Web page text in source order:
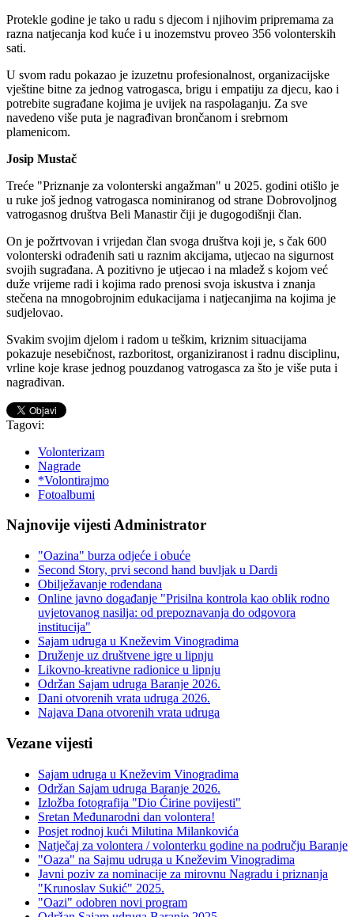
Protekle godine je tako u radu s djecom i njihovim pripremama za
razna natjecanja kod kuće i u inozemstvu proveo 356 volonterskih
sati.
U svom radu pokazao je izuzetnu profesionalnost, organizacijske
vještine bitne za jednog vatrogasca, brigu i empatiju za djecu, kao i
potrebite sugrađane kojima je uvijek na raspolaganju. Za sve
navedeno više puta je nagrađivan brončanom i srebrnom
plamenicom.
Josip Mustač
Treće "Priznanje za volonterski angažman" u 2025. godini otišlo je
u ruke još jednog vatrogasca nominiranog od strane Dobrovoljnog
vatrogasnog društva Beli Manastir čiji je dugogodišnji član.
On je požrtvovan i vrijedan član svoga društva koji je, s čak 600
volonterski odrađenih sati u raznim akcijama, utjecao na sigurnost
svojih sugrađana. A pozitivno je utjecao i na mladež s kojom već
duže vrijeme radi i kojima rado prenosi svoja iskustva i znanja
stečena na mnogobrojnim edukacijama i natjecanjima na kojima je
sudjelovao.
Svakim svojim djelom i radom u teškim, kriznim situacijama
pokazuje nesebičnost, razboritost, organiziranost i radnu disciplinu,
vrline koje krase jednog pouzdanog vatrogasca za što je više puta i
nagrađivan.
Tagovi:
Volonterizam
Nagrade
*Volontirajmo
Fotoalbumi
Najnovije vijesti Administrator
"Oazina" burza odjeće i obuće
Second Story, prvi second hand buvljak u Dardi
Obilježavanje rođendana
Online javno događanje "Prisilna kontrola kao oblik rodno
uvjetovanog nasilja: od prepoznavanja do odgovora
institucija"
Sajam udruga u Kneževim Vinogradima
Druženje uz društvene igre u lipnju
Likovno-kreativne radionice u lipnju
Održan Sajam udruga Baranje 2026.
Dani otvorenih vrata udruga 2026.
Najava Dana otvorenih vrata udruga
Vezane vijesti
Sajam udruga u Kneževim Vinogradima
Održan Sajam udruga Baranje 2026.
Izložba fotografija "Dio Ćirine povijesti"
Sretan Međunarodni dan volontera!
Posjet rodnoj kući Milutina Milankovića
Natječaj za volontera / volonterku godine na području Baranje
"Oaza" na Sajmu udruga u Kneževim Vinogradima
Javni poziv za nominacije za mirovnu Nagradu i priznanja
"Krunoslav Sukić" 2025.
"Oazi" odobren novi program